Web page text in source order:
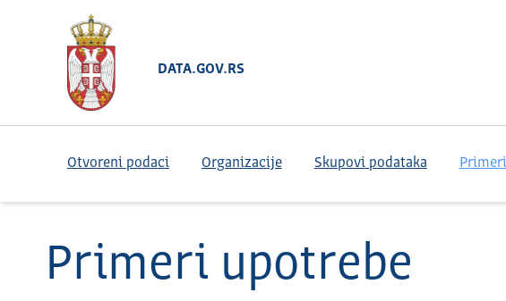
DATA.GOV.RS
Otvoreni podaci Organizacije Skupovi podataka
Primeri upotrebe